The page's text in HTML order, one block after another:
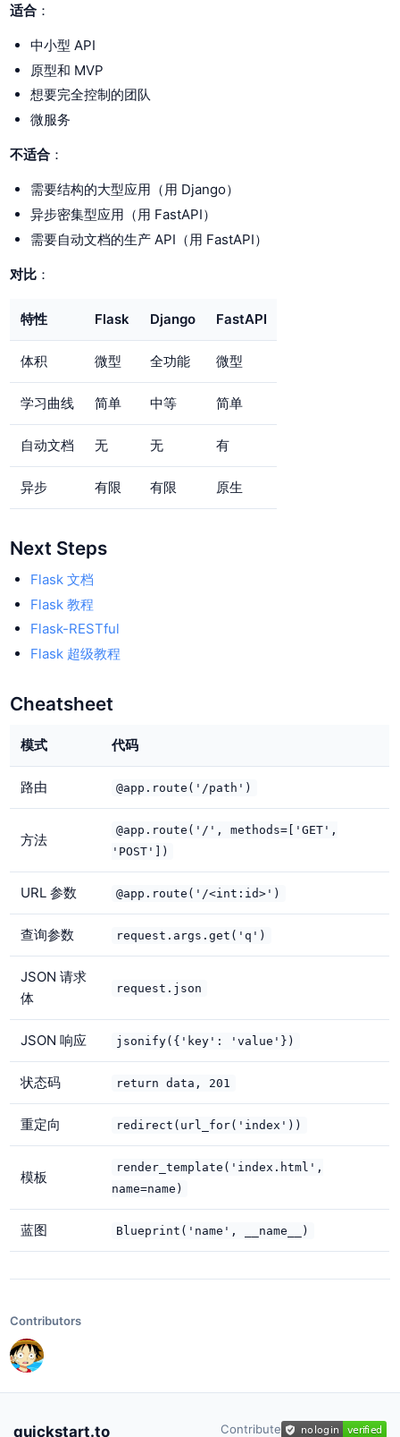
适合 ：
中小型 API
原型和 MVP
想要完全控制的团队
微服务
不适合 ：
需要结构的大型应用（用 Django）
异步密集型应用（用 FastAPI）
需要自动文档的生产 API（用 FastAPI）
对比 ：
特性 Flask Django FastAPI
体积 微型 全功能 微型
学习曲线 简单 中等 简单
自动文档 无 无 有
异步 有限 有限 原生
Next Steps
Flask 文档
Flask 教程
Flask-RESTful
Flask 超级教程
Cheatsheet
模式 代码
路由 @app.route('/path')
方法
@app.route('/', methods=['GET',
'POST'])
URL 参数 @app.route('/<int:id>')
查询参数 request.args.get('q')
JSON 请求
体
request.json
JSON 响应 jsonify({'key': 'value'})
状态码 return data, 201
重定向 redirect(url_for('index'))
模板
render_template('index.html',
name=name)
蓝图 Blueprint('name', __name__)
Contributors
quickstart.to Contribute